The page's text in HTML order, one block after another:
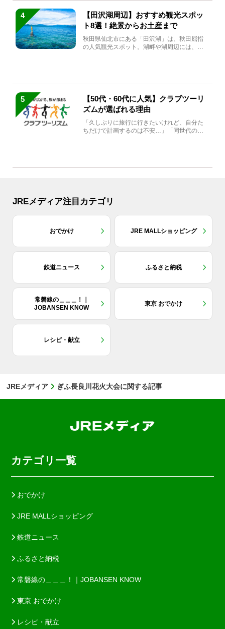
4
【田沢湖周辺】おすすめ観光スポッ
ト8選！絶景からお土産まで
秋田県仙北市にある「田沢湖」は、秋田屈指
の人気観光スポット。湖畔や湖周辺には、田
5
【50代・60代に人気】クラブツーリ
ズムが選ばれる理由
「久しぶりに旅行に行きたいけれど、自分た
ちだけで計画するのは不安…」「同世代の方
JREメディア注目カテゴリ
おでかけ JRE MALLショッピング
鉄道ニュース ふるさと納税
常磐線の＿＿＿！｜
JOBANSEN KNOW
東京 おでかけ
レシピ・献立
JREメディア ぎふ長良川花火大会に関する記事
カテゴリ一覧
おでかけ
JRE MALLショッピング
鉄道ニュース
ふるさと納税
常磐線の＿＿＿！｜JOBANSEN KNOW
東京 おでかけ
レシピ・献立